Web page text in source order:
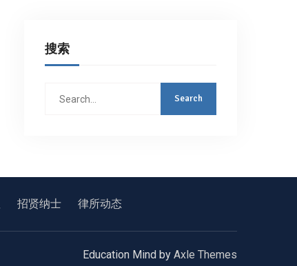
搜索
Search
招贤纳士 律所动态
Education Mind by Axle Themes